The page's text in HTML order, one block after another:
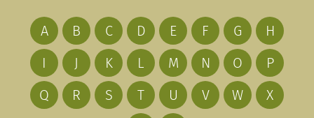
A B C D E F G
H
I
J K L M N O
P
Q
R S T U V W
X